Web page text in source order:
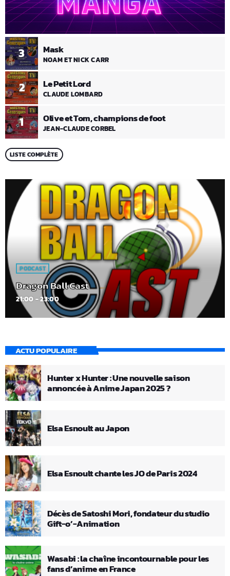
1 Olive et Tom, champions de foot
JEAN-CLAUDE CORBEL
2 Le Petit Lord
CLAUDE LOMBARD
3 Mask
NOAM ET NICK CARR
LISTE COMPLÈTE
PODCAST
Dragon Ball Cast
21:00 - 23:00
ACTU POPULAIRE
Hunter x Hunter : Une nouvelle saison
annoncée à Anime Japan 2025 ?
Elsa Esnoult au Japon
Elsa Esnoult chante les JO de Paris 2024
Décès de Satoshi Mori, fondateur du studio
Gift-o’-Animation
Wasabi : la chaîne incontournable pour les
fans d’anime en France